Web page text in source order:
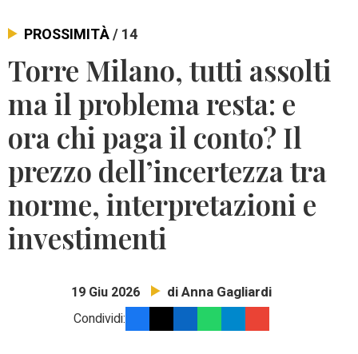
PROSSIMITÀ/ 14
Torre Milano, tutti assolti
ma il problema resta: e
ora chi paga il conto? Il
prezzo dell’incertezza tra
norme, interpretazioni e
investimenti
19 Giu 2026 di Anna Gagliardi
Condividi: